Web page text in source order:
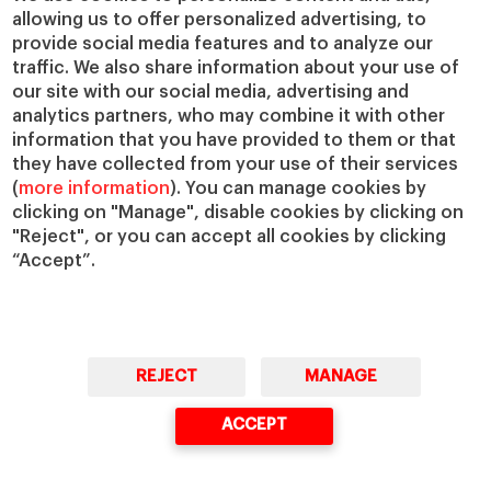
allowing us to offer personalized advertising, to
provide social media features and to analyze our
traffic. We also share information about your use of
our site with our social media, advertising and
analytics partners, who may combine it with other
information that you have provided to them or that
they have collected from your use of their services
(more information). You can manage cookies by
clicking on "Manage", disable cookies by clicking on
"Reject", or you can accept all cookies by clicking
“Accept”.
REJECT MANAGE
ACCEPT
IESE Insight
IESE Publishing
Colabora con el IESE
Servicios
Biblioteca
Canal de Compliance
Capellanía
IESE Shop
Jobs @IESE
Préstamos y becas
© Copyright, 2026. IESE Business School | University of Navarra
Cookies Ciberseguridad